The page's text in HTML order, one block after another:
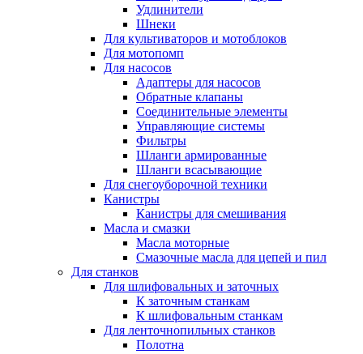
Удлинители
Шнеки
Для культиваторов и мотоблоков
Для мотопомп
Для насосов
Адаптеры для насосов
Обратные клапаны
Соединительные элементы
Управляющие системы
Фильтры
Шланги армированные
Шланги всасывающие
Для снегоуборочной техники
Канистры
Канистры для смешивания
Масла и смазки
Масла моторные
Смазочные масла для цепей и пил
Для станков
Для шлифовальных и заточных
К заточным станкам
К шлифовальным станкам
Для ленточнопильных станков
Полотна